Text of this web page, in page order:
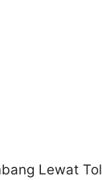
Lewat Tol